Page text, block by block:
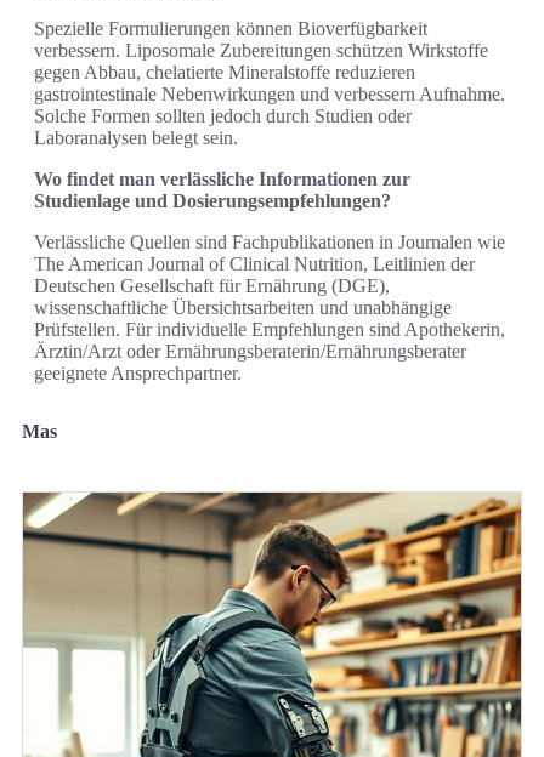
Spezielle Formulierungen können Bioverfügbarkeit
verbessern. Liposomale Zubereitungen schützen Wirkstoffe
gegen Abbau, chelatierte Mineralstoffe reduzieren
gastrointestinale Nebenwirkungen und verbessern Aufnahme.
Solche Formen sollten jedoch durch Studien oder
Laboranalysen belegt sein.
Wo findet man verlässliche Informationen zur
Studienlage und Dosierungsempfehlungen?
Verlässliche Quellen sind Fachpublikationen in Journalen wie
The American Journal of Clinical Nutrition, Leitlinien der
Deutschen Gesellschaft für Ernährung (DGE),
wissenschaftliche Übersichtsarbeiten und unabhängige
Prüfstellen. Für individuelle Empfehlungen sind Apothekerin,
Ärztin/Arzt oder Ernährungsberaterin/Ernährungsberater
geeignete Ansprechpartner.
Mas